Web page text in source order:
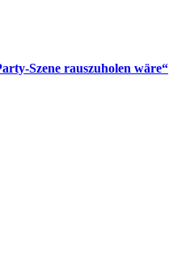
Szene rauszuholen wäre“